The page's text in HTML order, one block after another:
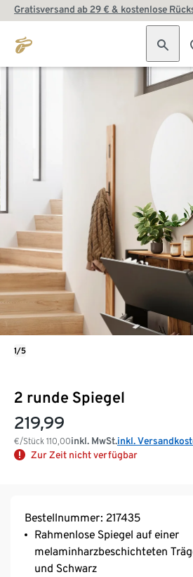
Gratisversand ab 29 € & kostenlose
2 runde Spiegel
219,99
€/Stück 110,00inkl. MwSt.inkl.
Zur Zeit nicht verfügbar
1/5
Bestellnummer: 217435
Rahmenlose Spiegel auf einer
melaminharzbeschichteten
und Schwarz